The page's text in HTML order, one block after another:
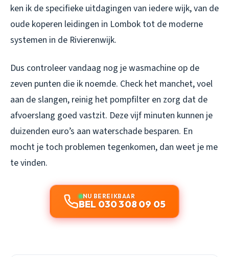
ken ik de specifieke uitdagingen van iedere wijk, van de
oude koperen leidingen in Lombok tot de moderne
systemen in de Rivierenwijk.
Dus controleer vandaag nog je wasmachine op de
zeven punten die ik noemde. Check het manchet, voel
aan de slangen, reinig het pompfilter en zorg dat de
afvoerslang goed vastzit. Deze vijf minuten kunnen je
duizenden euro’s aan waterschade besparen. En
mocht je toch problemen tegenkomen, dan weet je me
te vinden.
NU BEREIKBAAR
BEL 030 308 09 05